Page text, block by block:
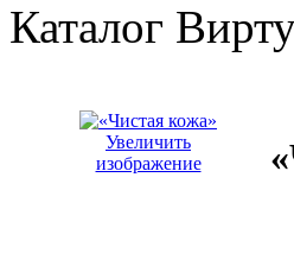
Каталог
Увеличить
изображение